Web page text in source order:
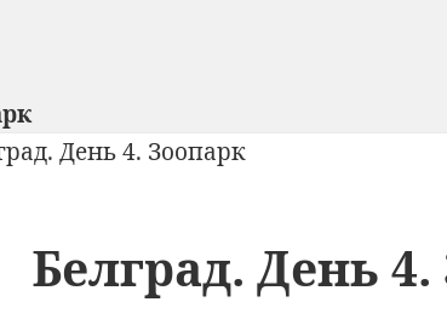
Белград. День